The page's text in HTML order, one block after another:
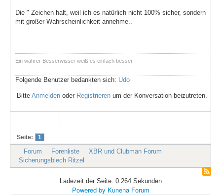
Die " Zeichen halt, weil ich es natürlich nicht 100% sicher, sondern
mit großer Wahrscheinlichkeit annehme..
Ein wahrer Besserwisser weiß es einfach besser.
Folgende Benutzer bedankten sich: Udo
Bitte Anmelden oder Registrieren um der Konversation beizutreten.
Seite: 1
Forum Forenliste
XBR und Clubman Forum
Sicherungsblech Ritzel
Ladezeit der Seite: 0.264 Sekunden
Powered by Kunena Forum